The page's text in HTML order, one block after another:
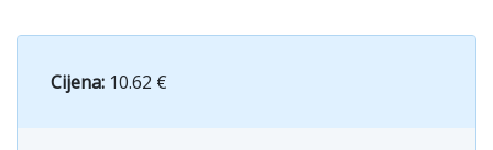
Cijena: 10.62 €